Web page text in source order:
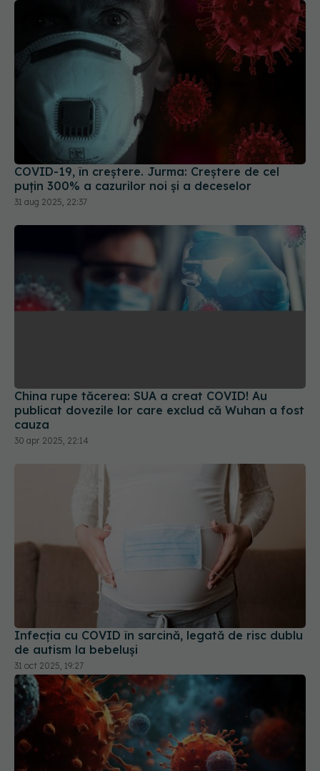
COVID-19, în creștere. Jurma: Creștere de cel
puțin 300% a cazurilor noi și a deceselor
31 aug 2025, 22:37
China rupe tăcerea: SUA a creat COVID! Au
publicat dovezile lor care exclud că Wuhan a fost
cauza
30 apr 2025, 22:14
Infecția cu COVID în sarcină, legată de risc dublu
de autism la bebeluși
31 oct 2025, 19:27